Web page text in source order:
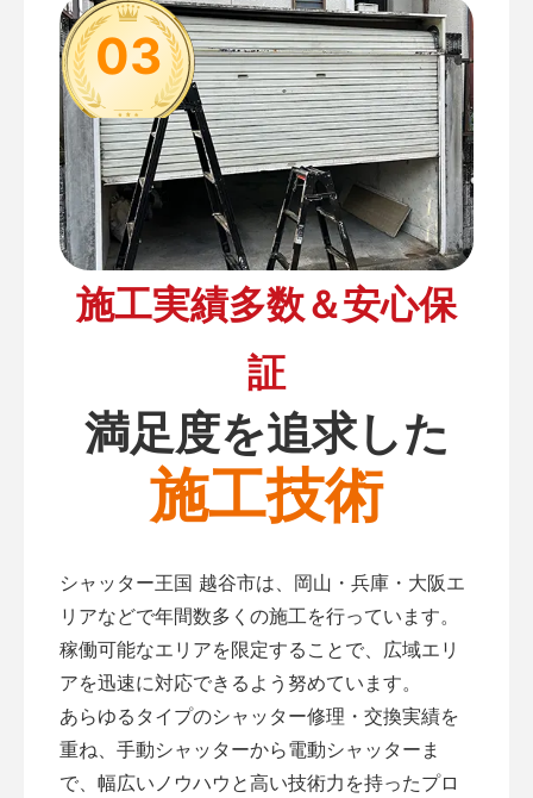
03
施工実績多数＆安心保
証
満足度を追求した
施工技術
シャッター王国 越谷市は、岡山・兵庫・大阪エ
リアなどで年間数多くの施工を行っています。
稼働可能なエリアを限定することで、広域エリ
アを迅速に対応できるよう努めています。
あらゆるタイプのシャッター修理・交換実績を
重ね、手動シャッターから電動シャッターま
で、幅広いノウハウと高い技術力を持ったプロ